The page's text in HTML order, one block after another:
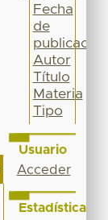
Fecha
de
publicación
Autor
Título
Materia
Tipo
Usuario
Acceder
Estadísticas